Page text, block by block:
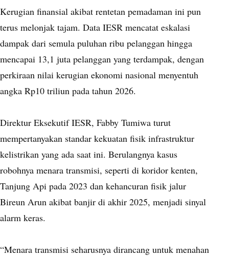
Kerugian finansial akibat rentetan pemadaman ini pun
terus melonjak tajam. Data IESR mencatat eskalasi
dampak dari semula puluhan ribu pelanggan hingga
mencapai 13,1 juta pelanggan yang terdampak, dengan
perkiraan nilai kerugian ekonomi nasional menyentuh
angka Rp10 triliun pada tahun 2026.
Direktur Eksekutif IESR, Fabby Tumiwa turut
mempertanyakan standar kekuatan fisik infrastruktur
kelistrikan yang ada saat ini. Berulangnya kasus
robohnya menara transmisi, seperti di koridor kenten,
Tanjung Api pada 2023 dan kehancuran fisik jalur
Bireun Arun akibat banjir di akhir 2025, menjadi sinyal
alarm keras.
“Menara transmisi seharusnya dirancang untuk menahan